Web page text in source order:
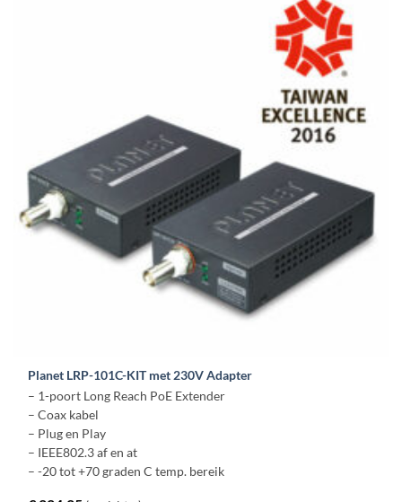
Planet LRP-101C-KIT met 230V Adapter
– 1-poort Long Reach PoE Extender
– Coax kabel
– Plug en Play
– IEEE802.3 af en at
– -20 tot +70 graden C temp. bereik